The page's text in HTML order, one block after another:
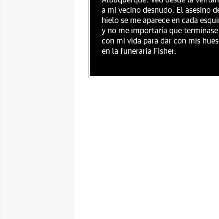
a mi vecino desnudo. El asesino
hielo se me aparece en cada
y no me importaría que terminase
con mi vida para dar con mis
en la funeraria Fisher.